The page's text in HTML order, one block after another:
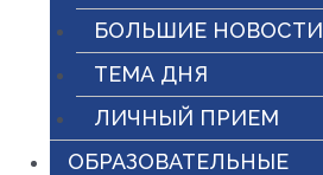
БОЛЬШИЕ НОВОСТИ
ТЕМА ДНЯ
ЛИЧНЫЙ ПРИЕМ
ОБРАЗОВАТЕЛЬНЫЕ